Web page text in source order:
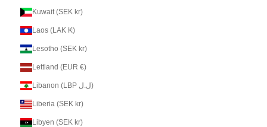
Kuwait (SEK kr)
Laos (LAK ₭)
Lesotho (SEK kr)
Lettland (EUR €)
Libanon (LBP ل.ل)
Liberia (SEK kr)
Libyen (SEK kr)